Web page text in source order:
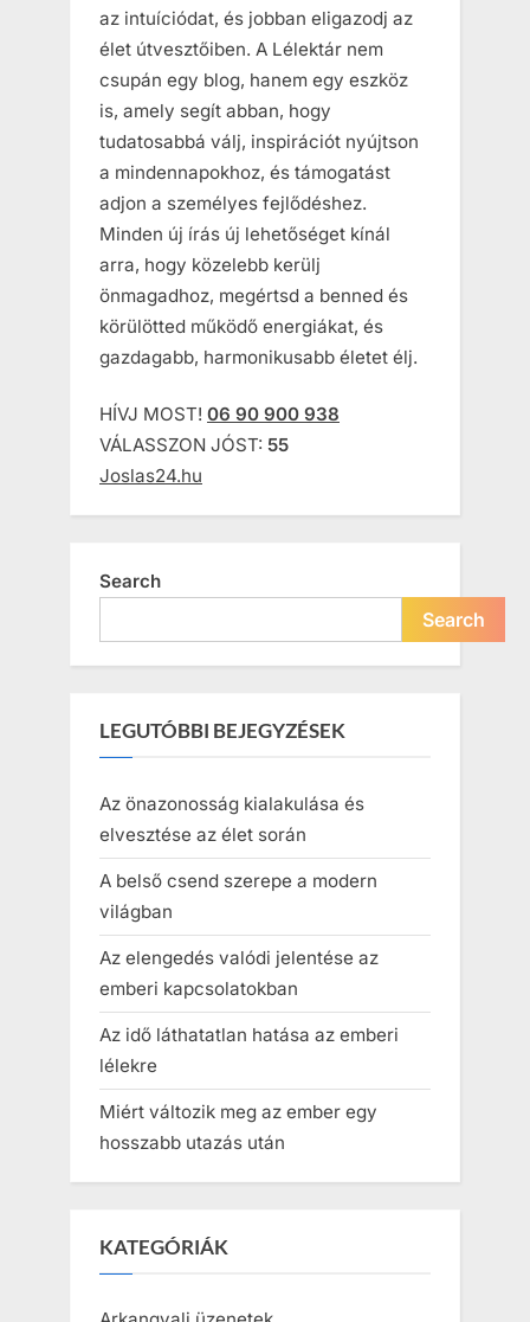
az intuíciódat, és jobban eligazodj az
élet útvesztőiben. A Lélektár nem
csupán egy blog, hanem egy eszköz
is, amely segít abban, hogy
tudatosabbá válj, inspirációt nyújtson
a mindennapokhoz, és támogatást
adjon a személyes fejlődéshez.
Minden új írás új lehetőséget kínál
arra, hogy közelebb kerülj
önmagadhoz, megértsd a benned és
körülötted működő energiákat, és
gazdagabb, harmonikusabb életet élj.
HÍVJ MOST! 06 90 900 938
VÁLASSZON JÓST: 55
Joslas24.hu
Search
Search
LEGUTÓBBI BEJEGYZÉSEK
Az önazonosság kialakulása és
elvesztése az élet során
A belső csend szerepe a modern
világban
Az elengedés valódi jelentése az
emberi kapcsolatokban
Az idő láthatatlan hatása az emberi
lélekre
Miért változik meg az ember egy
hosszabb utazás után
KATEGÓRIÁK